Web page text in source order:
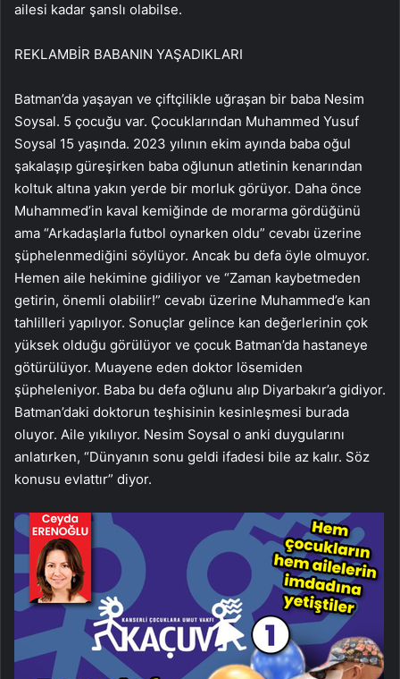
ailesi kadar şanslı olabilse.
REKLAMBİR BABANIN YAŞADIKLARI
Batman’da yaşayan ve çiftçilikle uğraşan bir baba Nesim
Soysal. 5 çocuğu var. Çocuklarından Muhammed Yusuf
Soysal 15 yaşında. 2023 yılının ekim ayında baba oğul
şakalaşıp güreşirken baba oğlunun atletinin kenarından
koltuk altına yakın yerde bir morluk görüyor. Daha önce
Muhammed’in kaval kemiğinde de morarma gördüğünü
ama “Arkadaşlarla futbol oynarken oldu” cevabı üzerine
şüphelenmediğini söylüyor. Ancak bu defa öyle olmuyor.
Hemen aile hekimine gidiliyor ve “Zaman kaybetmeden
getirin, önemli olabilir!” cevabı üzerine Muhammed’e kan
tahlilleri yapılıyor. Sonuçlar gelince kan değerlerinin çok
yüksek olduğu görülüyor ve çocuk Batman’da hastaneye
götürülüyor. Muayene eden doktor lösemiden
şüpheleniyor. Baba bu defa oğlunu alıp Diyarbakır’a gidiyor.
Batman’daki doktorun teşhisinin kesinleşmesi burada
oluyor. Aile yıkılıyor. Nesim Soysal o anki duygularını
anlatırken, “Dünyanın sonu geldi ifadesi bile az kalır. Söz
konusu evlattır” diyor.